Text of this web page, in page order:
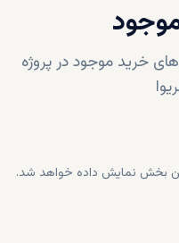
خرید موجود در پروژه
بخش نمایش داده خواهد شد.